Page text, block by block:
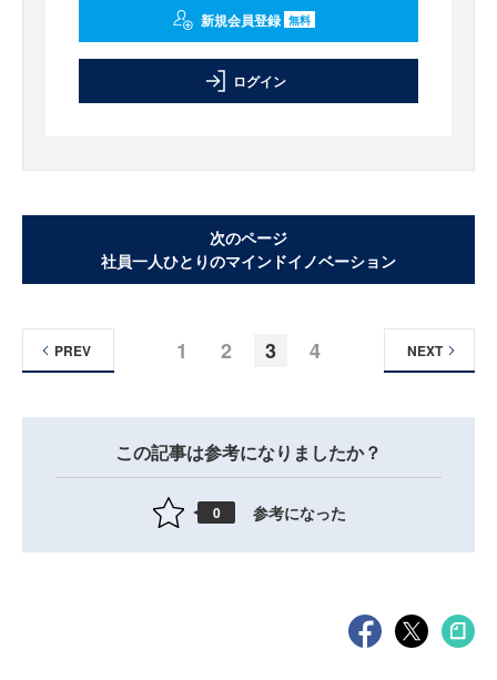
新規会員登録 無料
ログイン
次のページ
社員一人ひとりのマインドイノベーション
1 2 3 4
PREV NEXT
この記事は参考になりましたか？
0 参考になった